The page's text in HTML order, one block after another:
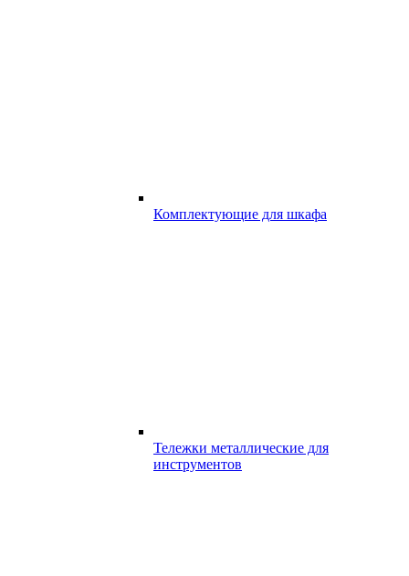
Комплектующие для шкафа
Тележки металлические для
инструментов